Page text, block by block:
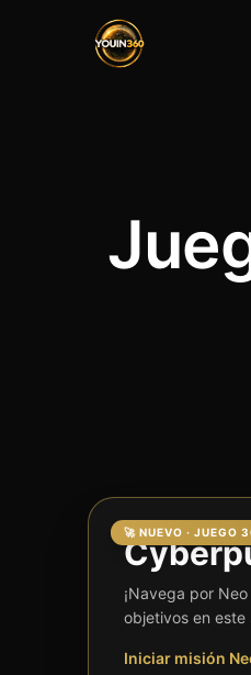
🚀 NUEVO · JUEGO
¡Navega por
objetivos en este
Iniciar misión